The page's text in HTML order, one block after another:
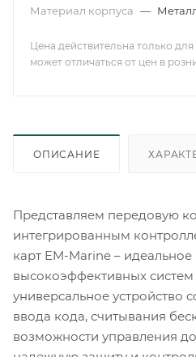
Материал корпуса —
Цена действительна только
может отличаться от цен в
ОПИСАНИЕ
Представляем передовую
интегрированным
карт EM-Marine –
высокоэффективных систем
универсальное устройство
ввода кода, считывания
возможности управления